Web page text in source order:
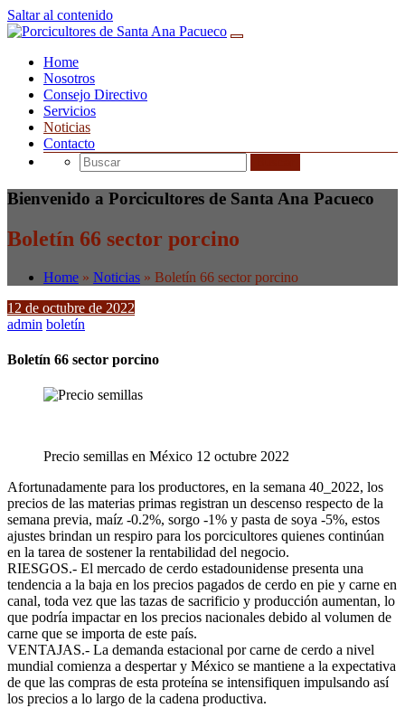
Saltar al contenido
Home
Nosotros
Consejo Directivo
Servicios
Noticias
Contacto
Bienvenido a Porcicultores de Santa Ana Pacueco
Boletín 66 sector porcino
Home » Noticias » Boletín 66 sector porcino
12 de octubre de 2022
admin boletín
Boletín 66 sector porcino
Precio semillas en México 12 octubre 2022
Afortunadamente para los productores, en la semana 40_2022, los
precios de las materias primas registran un descenso respecto de la
semana previa, maíz -0.2%, sorgo -1% y pasta de soya -5%, estos
ajustes brindan un respiro para los porcicultores quienes continúan
en la tarea de sostener la rentabilidad del negocio.
RIESGOS.- El mercado de cerdo estadounidense presenta una
tendencia a la baja en los precios pagados de cerdo en pie y carne en
canal, toda vez que las tazas de sacrificio y producción aumentan, lo
que podría impactar en los precios nacionales debido al volumen de
carne que se importa de este país.
VENTAJAS.- La demanda estacional por carne de cerdo a nivel
mundial comienza a despertar y México se mantiene a la expectativa
de que las compras de esta proteína se intensifiquen impulsando así
los precios a lo largo de la cadena productiva.